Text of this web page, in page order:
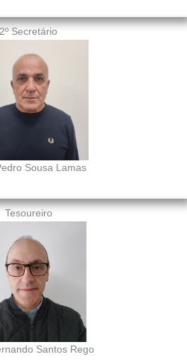
2º Secretário
Sousa Lamas
Tesoureiro
Santos Rego